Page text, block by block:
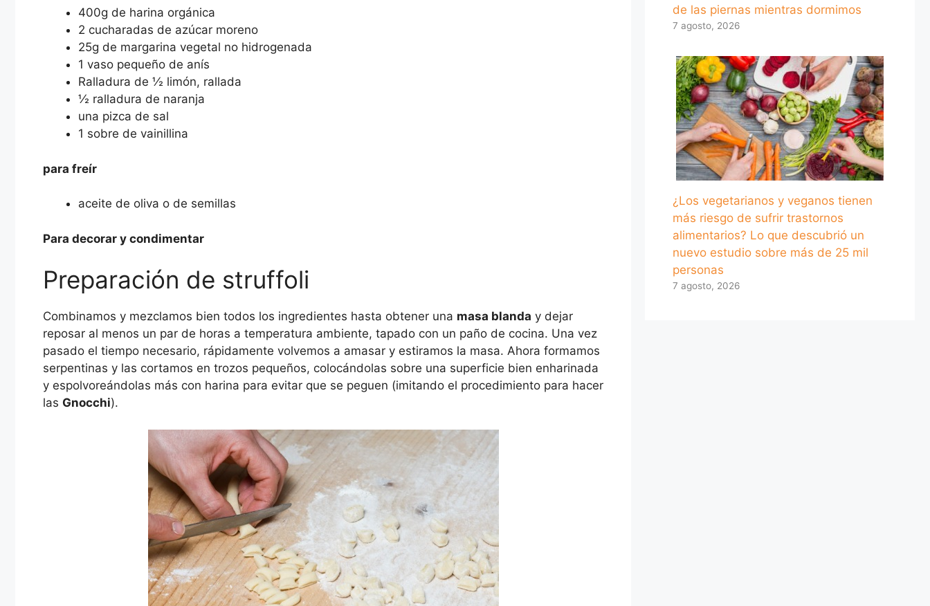
400g de harina orgánica
2 cucharadas de azúcar moreno
25g de margarina vegetal no hidrogenada
1 vaso pequeño de anís
Ralladura de ½ limón, rallada
½ ralladura de naranja
una pizca de sal
1 sobre de vainillina
para freír
aceite de oliva o de semillas
Para decorar y condimentar
Preparación de struffoli
Combinamos y mezclamos bien todos los ingredientes hasta obtener una masa blanda y dejar
reposar al menos un par de horas a temperatura ambiente, tapado con un paño de cocina. Una vez
pasado el tiempo necesario, rápidamente volvemos a amasar y estiramos la masa. Ahora formamos
serpentinas y las cortamos en trozos pequeños, colocándolas sobre una superficie bien enharinada
y espolvoreándolas más con harina para evitar que se peguen (imitando el procedimiento para hacer
las Gnocchi).
de las piernas mientras dormimos
7 agosto, 2026
¿Los vegetarianos y veganos tienen
más riesgo de sufrir trastornos
alimentarios? Lo que descubrió un
nuevo estudio sobre más de 25 mil
personas
7 agosto, 2026